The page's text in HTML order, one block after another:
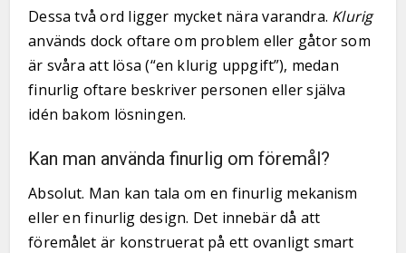
Dessa två ord ligger mycket nära varandra. Klurig
används dock oftare om problem eller gåtor som
är svåra att lösa (“en klurig uppgift”), medan
finurlig oftare beskriver personen eller själva
idén bakom lösningen.
Kan man använda finurlig om föremål?
Absolut. Man kan tala om en finurlig mekanism
eller en finurlig design. Det innebär då att
föremålet är konstruerat på ett ovanligt smart